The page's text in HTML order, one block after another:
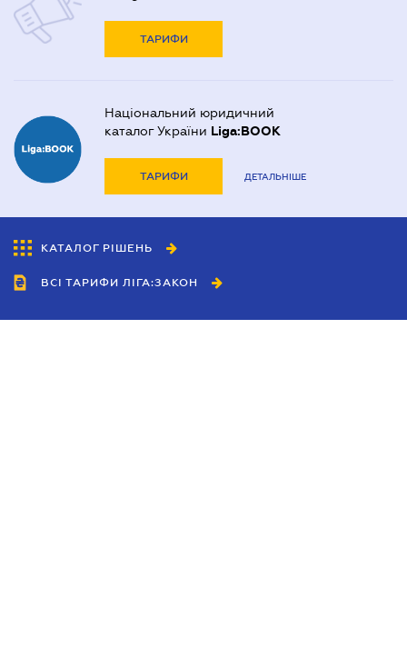
ТАРИФИ
Національний юридичний
каталог України Liga:BOOK
ТАРИФИ ДЕТАЛЬНІШЕ
КАТАЛОГ РІШЕНЬ
ВСІ ТАРИФИ ЛІГА:ЗАКОН